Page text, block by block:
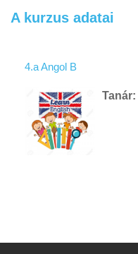
A kurzus adatai
4.a Angol B
Tanár: